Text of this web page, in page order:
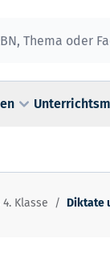
4. Klasse / Diktate